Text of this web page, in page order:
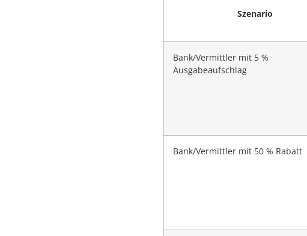
Szenario
Bank/Vermittler mit 5 %
Ausgabeaufschlag
Bank/Vermittler mit 50 % Rabatt